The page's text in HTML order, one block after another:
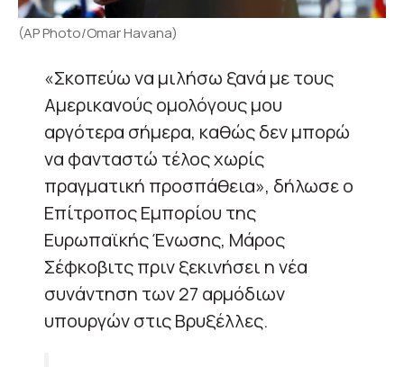
(AP Photo/Omar Havana)
«Σκοπεύω να μιλήσω ξανά με τους
Αμερικανούς ομολόγους μου
αργότερα σήμερα, καθώς δεν μπορώ
να φανταστώ τέλος χωρίς
πραγματική προσπάθεια», δήλωσε ο
Επίτροπος Εμπορίου της
Ευρωπαϊκής Ένωσης, Μάρος
Σέφκοβιτς πριν ξεκινήσει η νέα
συνάντηση των 27 αρμόδιων
υπουργών στις Βρυξέλλες.